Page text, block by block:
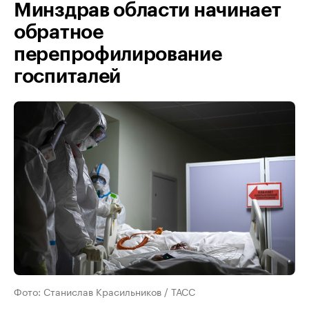
Минздрав области начинает
обратное
перепрофилирование
госпиталей
Фото: Станислав Красильников / ТАСС